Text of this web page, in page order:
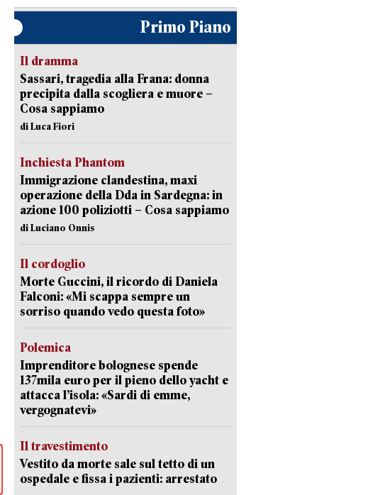
Primo Piano
Il dramma
Sassari, tragedia alla Frana: donna
precipita dalla scogliera e muore –
Cosa sappiamo
di Luca Fiori
Inchiesta Phantom
Immigrazione clandestina, maxi
operazione della Dda in Sardegna: in
azione 100 poliziotti – Cosa sappiamo
di Luciano Onnis
Il cordoglio
Morte Guccini, il ricordo di Daniela
Falconi: «Mi scappa sempre un
sorriso quando vedo questa foto»
Polemica
Imprenditore bolognese spende
137mila euro per il pieno dello yacht e
attacca l’isola: «Sardi di emme,
vergognatevi»
Il travestimento
Vestito da morte sale sul tetto di un
ospedale e fissa i pazienti: arrestato